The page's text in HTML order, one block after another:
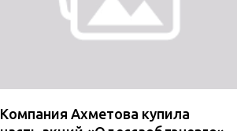
Компания Ахметова купила